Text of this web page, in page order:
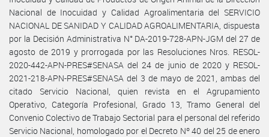
Nacional de Inocuidad y Calidad Agroalimentaria del SERVICIO
NACIONAL DE SANIDAD Y CALIDAD AGROALIMENTARIA, dispuesta
por la Decisión Administrativa N° DA-2019-728-APN-JGM del 27 de
agosto de 2019 y prorrogada por las Resoluciones Nros. RESOL-
2020-442-APN-PRES#SENASA del 24 de junio de 2020 y RESOL-
2021-218-APN-PRES#SENASA del 3 de mayo de 2021, ambas del
citado Servicio Nacional, quien revista en el Agrupamiento
Operativo, Categoría Profesional, Grado 13, Tramo General del
Convenio Colectivo de Trabajo Sectorial para el personal del referido
Servicio Nacional, homologado por el Decreto Nº 40 del 25 de enero